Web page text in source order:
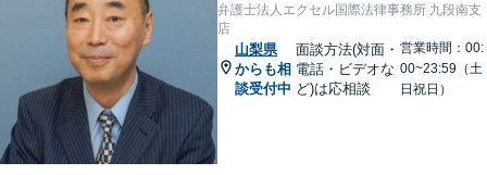
弁護士法人エクセル国際法律事務所 九段南支
店
山梨県
からも相
談受付中
面談方法(対面・
電話・ビデオな
ど)は応相談
営業時間：00:
00~23:59（土
日祝日）